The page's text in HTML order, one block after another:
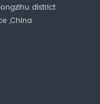
district
,China